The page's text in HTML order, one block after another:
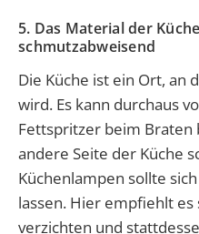
5. Das Material der
schmutzabweisend
Die Küche ist ein Ort, an
wird. Es kann durchaus
Fettspritzer beim Braten
andere Seite der Küche
Küchenlampen sollte
lassen. Hier empfiehlt
verzichten und